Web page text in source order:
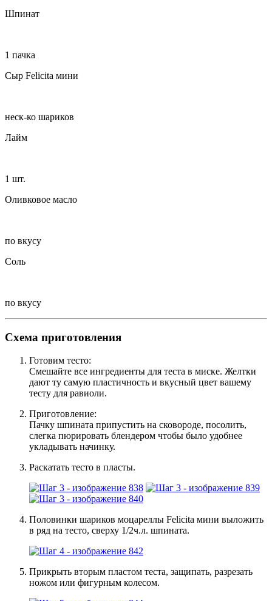
Шпинат
1 пачка
Сыр Felicita мини
неск-ко шариков
Лайм
1 шт.
Оливковое масло
по вкусу
Соль
по вкусу
Схема приготовления
Готовим тесто:
Смешайте все ингредиенты для теста в миске. Желтки
дают ту самую пластичность и вкусный цвет вашему
тесту для равиоли.
Приготовление:
Пачку шпината припустить на сковороде, посолить,
слегка пюрировать блендером чтобы было удобнее
укладывать начинку.
Раскатать тесто в пласты.
Половинки шариков моцареллы Felicita мини выложить
в ряд на тесто, сверху 1/2ч.л. шпината.
Прикрыть вторым пластом теста, защипать, разрезать
ножом или фигурным колесом.